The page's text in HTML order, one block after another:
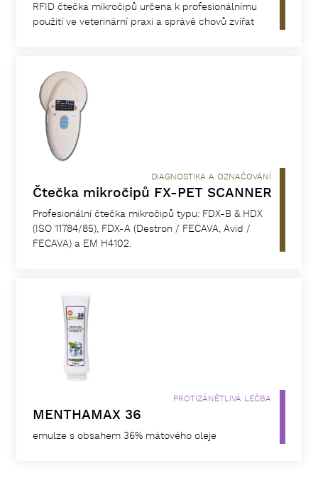
RFID čtečka mikročipů určena k profesionálnímu
použití ve veterinární praxi a správě chovů zvířat
DIAGNOSTIKA A OZNAČOVÁNÍ
Čtečka mikročipů FX-PET SCANNER
Profesionální čtečka mikročipů typu: FDX-B & HDX
(ISO 11784/85), FDX-A (Destron / FECAVA, Avid /
FECAVA) a EM H4102.
PROTIZÁNĚTLIVÁ LÉČBA
MENTHAMAX 36
emulze s obsahem 36% mátového oleje